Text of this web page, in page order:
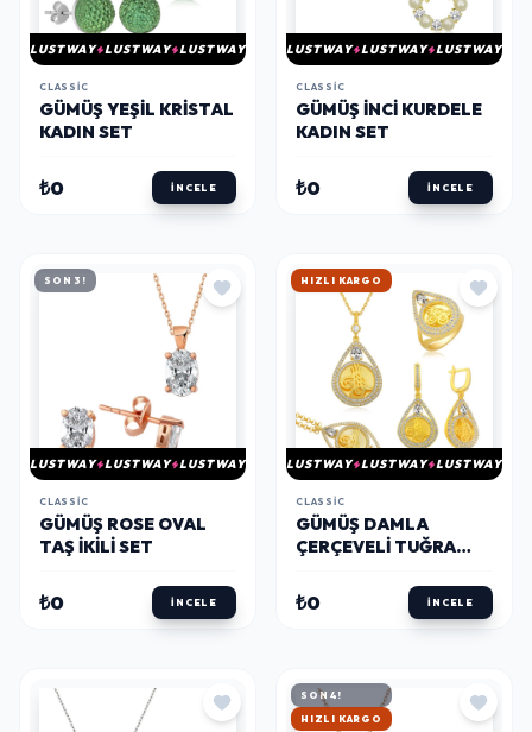
LUSTWAY LUSTWAY LUSTWAY
CLASSIC
GÜMÜŞ YEŞIL KRISTAL
KADIN SET
₺0 İNCELE
LUSTWAY LUSTWAY LUSTWAY
CLASSIC
GÜMÜŞ İNCI KURDELE
KADIN SET
₺0 İNCELE
SON 3!
LUSTWAY LUSTWAY LUSTWAY
CLASSIC
GÜMÜŞ ROSE OVAL
TAŞ İKILI SET
₺0 İNCELE
HIZLI KARGO
LUSTWAY LUSTWAY LUSTWAY
CLASSIC
GÜMÜŞ DAMLA
ÇERÇEVELI TUĞRA
₺0 İNCELE
SON 4!
HIZLI KARGO